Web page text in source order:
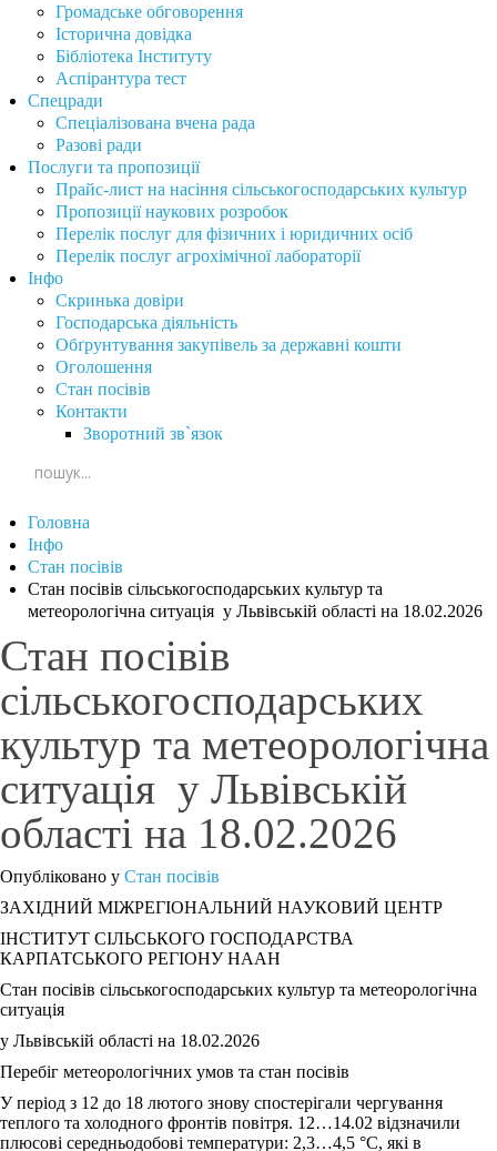
Громадське обговорення
Історична довідка
Бібліотека Інституту
Аспірантура тест
Спецради
Спеціалізована вчена рада
Разові ради
Послуги та пропозиції
Прайс-лист на насіння сільськогосподарських культур
Пропозиції наукових розробок
Перелік послуг для фізичних і юридичних осіб
Перелік послуг агрохімічної лабораторії
Інфо
Скринька довіри
Господарська діяльність
Обґрунтування закупівель за державні кошти
Оголошення
Стан посівів
Контакти
Зворотний зв`язок
Головна
Інфо
Стан посівів
Стан посівів сільськогосподарських культур та
метеорологічна ситуація у Львівській області на 18.02.2026
Стан посівів
сільськогосподарських
культур та метеорологічна
ситуація у Львівській
області на 18.02.2026
Опубліковано у Стан посівів
ЗАХІДНИЙ МІЖРЕГІОНАЛЬНИЙ НАУКОВИЙ ЦЕНТР
ІНСТИТУТ СІЛЬСЬКОГО ГОСПОДАРСТВА
КАРПАТСЬКОГО РЕГІОНУ НААН
Стан посівів сільськогосподарських культур та метеорологічна
ситуація
у Львівській області на 18.02.2026
Перебіг метеорологічних умов та стан посівів
У період з 12 до 18 лютого знову спостерігали чергування
теплого та холодного фронтів повітря. 12…14.02 відзначили
плюсові середньодобові температури: 2,3…4,5 °С, які в